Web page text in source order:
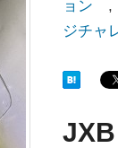
ョン ,
ジチャ